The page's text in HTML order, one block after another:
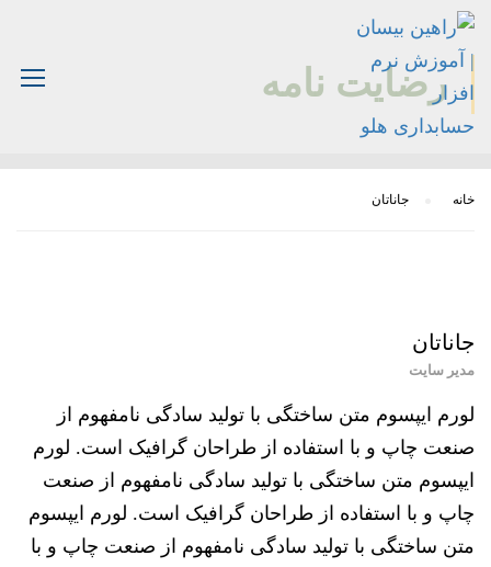
رضایت نامه
خانه جاناتان
جاناتان
مدیر سایت
لورم ایپسوم متن ساختگی با تولید سادگی نامفهوم از
صنعت چاپ و با استفاده از طراحان گرافیک است. لورم
ایپسوم متن ساختگی با تولید سادگی نامفهوم از صنعت
چاپ و با استفاده از طراحان گرافیک است. لورم ایپسوم
متن ساختگی با تولید سادگی نامفهوم از صنعت چاپ و با